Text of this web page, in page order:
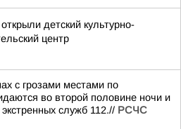
детский культурно-
центр
с грозами местами по
во второй половине ночи и
служб 112.// РСЧС